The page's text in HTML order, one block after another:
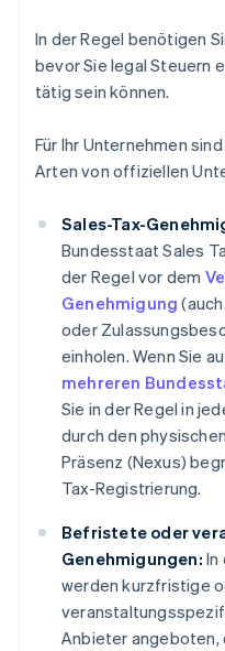
In der Regel benötigen
bevor Sie legal Steuern
tätig sein können.
Für Ihr Unternehmen
Arten von offiziellen
Sales-Tax-
Bundesstaat Sales
der Regel vor dem
Genehmigung
oder
einholen. Wenn Sie
mehreren
Sie in der Regel in
durch den
Präsenz (Nexus)
Tax-Registrierung.
Befristete oder
Genehmigungen: In
werden kurzfristige
Anbieter angeboten,